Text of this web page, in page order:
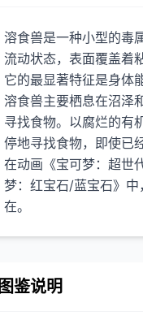
溶食兽是一种小型的毒
流动状态，表面覆盖着
它的最显著特征是身体
溶食兽主要栖息在沼泽
寻找食物。以腐烂的有
停地寻找食物，即使已
在动画《宝可梦：超世
梦：红宝石/蓝宝石》
图鉴说明